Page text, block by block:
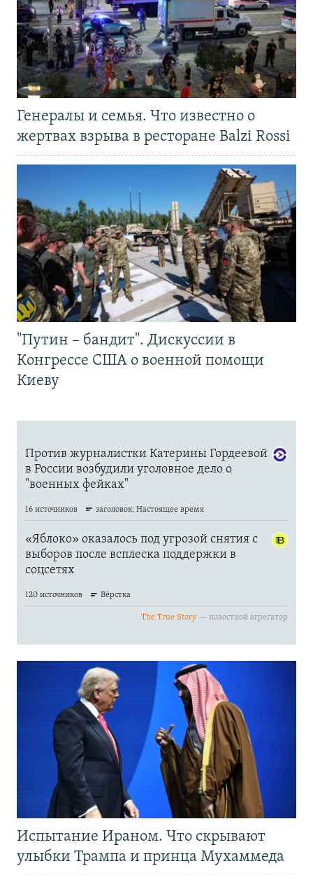
Генералы и семья. Что известно о
жертвах взрыва в ресторане Balzi Rossi
"Путин – бандит". Дискуссии в
Конгрессе США о военной помощи
Киеву
Испытание Ираном. Что скрывают
улыбки Трампа и принца Мухаммеда